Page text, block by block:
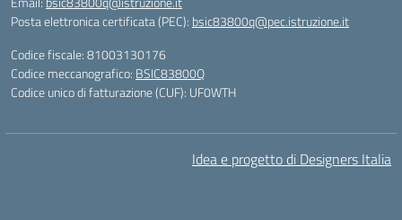
Posta elettronica certificata (PEC): bsic83800q@pec.istruzione.it
Codice fiscale: 81003130176
Codice meccanografico: BSIC83800Q
Codice unico di fatturazione (CUF): UF0WTH
Idea e progetto di Designers Italia